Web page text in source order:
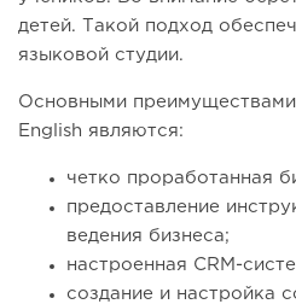
детей. Такой подход
языковой студии.
Основными
English являются:
четко проработанная
предоставление
ведения бизнеса;
настроенная CRM-
создание и настройка